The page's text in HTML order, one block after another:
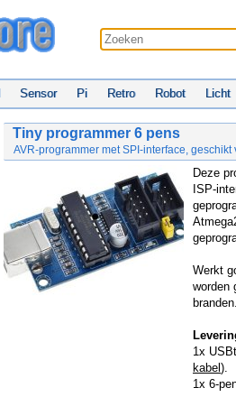
Sensor Pi Retro Robot Licht
Tiny programmer 6 pens
AVR-programmer met SPI-interface, geschikt
Deze
ISP-
Werkt
worden
1x
kabel ).
1x 6-